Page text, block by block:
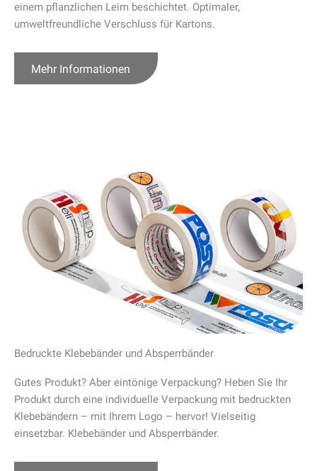
einem pflanzlichen Leim beschichtet. Optimaler,
umweltfreundliche Verschluss für Kartons.
Mehr Informationen
Bedruckte Klebebänder und Absperrbänder
Gutes Produkt? Aber eintönige Verpackung? Heben Sie Ihr
Produkt durch eine individuelle Verpackung mit bedruckten
Klebebändern – mit Ihrem Logo – hervor! Vielseitig
einsetzbar. Klebebänder und Absperrbänder.